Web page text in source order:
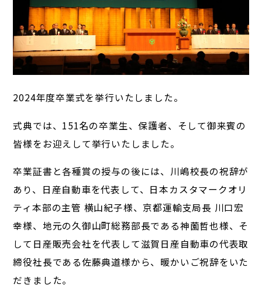
2024年度卒業式を挙行いたしました。
式典では、151名の卒業生、保護者、そして御来賓の
皆様をお迎えして挙行いたしました。
卒業証書と各種賞の授与の後には、川嶋校長の祝辞が
あり、日産自動車を代表して、日本カスタマークオリ
ティ本部の主管 横山紀子様、京都運輸支局長 川口宏
幸様、地元の久御山町総務部長である神薗哲也様、そ
して日産販売会社を代表して滋賀日産自動車の代表取
締役社長である佐藤典道様から、暖かいご祝辞をいた
だきました。